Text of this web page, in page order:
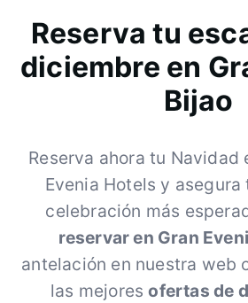
Reserva tu
diciembre en
Bijao
Reserva ahora tu Navidad
Evenia Hotels y asegura
celebración más
reservar en Gran
antelación en nuestra web
las mejoresofertas de